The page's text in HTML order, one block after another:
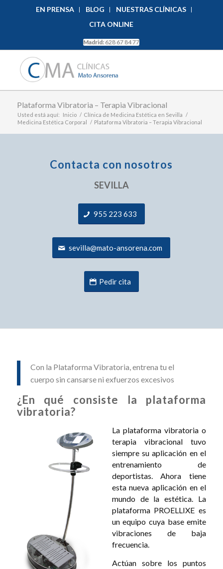
EN PRENSA BLOG
NUESTRAS CLÍNICAS
CITA ONLINE
Madrid: 628 67 84 77
Plataforma Vibratoria – Terapia Vibracional
Usted está aquí: Inicio / Clínica de Medicina Estética en Sevilla /
Medicina Estética Corporal / Plataforma Vibratoria – Terapia Vibracional
Contacta con nosotros
SEVILLA
955 223 633
sevilla@mato-ansorena.com
Pedir cita
Con la Plataforma Vibratoria, entrena tu el
cuerpo sin cansarse ni exfuerzos excesivos
¿En qué consiste la plataforma
vibratoria?
La plataforma vibratoria o
terapia vibracional tuvo
siempre su aplicación en el
entrenamiento de
deportistas. Ahora tiene
esta nueva aplicación en el
mundo de la estética. La
plataforma PROELLIXE es
un equipo cuya base emite
vibraciones de baja
frecuencia.
Actúan sobre los puntos